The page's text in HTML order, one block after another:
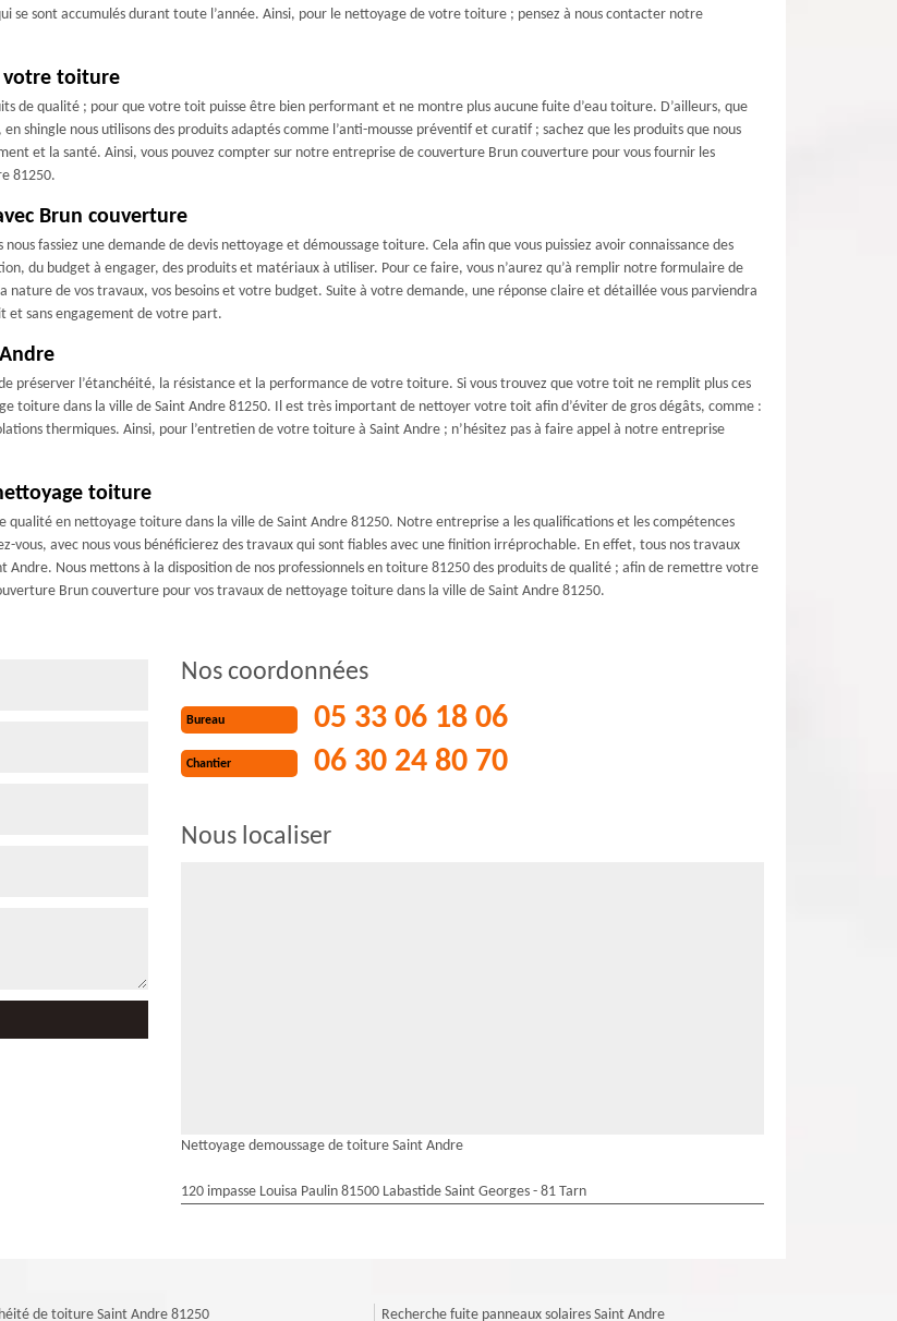
se sont accumulés durant toute l’année. Ainsi, pour le nettoyage de votre toiture ; pensez à nous contacter notre
votre toiture
de qualité ; pour que votre toit puisse être bien performant et ne montre plus aucune fuite d’eau toiture. D’ailleurs, que
shingle nous utilisons des produits adaptés comme l’anti-mousse préventif et curatif ; sachez que les produits que nous
et la santé. Ainsi, vous pouvez compter sur notre entreprise de couverture Brun couverture pour vous fournir les
81250.
Brun couverture
fassiez une demande de devis nettoyage et démoussage toiture. Cela afin que vous puissiez avoir connaissance des
du budget à engager, des produits et matériaux à utiliser. Pour ce faire, vous n’aurez qu’à remplir notre formulaire de
nature de vos travaux, vos besoins et votre budget. Suite à votre demande, une réponse claire et détaillée vous parviendra
et sans engagement de votre part.
préserver l’étanchéité, la résistance et la performance de votre toiture. Si vous trouvez que votre toit ne remplit plus ces
toiture dans la ville de Saint Andre 81250. Il est très important de nettoyer votre toit afin d’éviter de gros dégâts, comme :
thermiques. Ainsi, pour l’entretien de votre toiture à Saint Andre ; n’hésitez pas à faire appel à notre entreprise
toiture
qualité en nettoyage toiture dans la ville de Saint Andre 81250. Notre entreprise a les qualifications et les compétences
vous, avec nous vous bénéficierez des travaux qui sont fiables avec une finition irréprochable. En effet, tous nos travaux
Andre. Nous mettons à la disposition de nos professionnels en toiture 81250 des produits de qualité ; afin de remettre votre
Brun couverture pour vos travaux de nettoyage toiture dans la ville de Saint Andre 81250.
Nos coordonnées
Bureau 05 33 06 18 06
Chantier 06 30 24 80 70
Nous localiser
Nettoyage demoussage de toiture Saint Andre
120 impasse Louisa Paulin 81500 Labastide Saint Georges - 81 Tarn
de toiture Saint Andre 81250 Recherche fuite panneaux solaires Saint Andre